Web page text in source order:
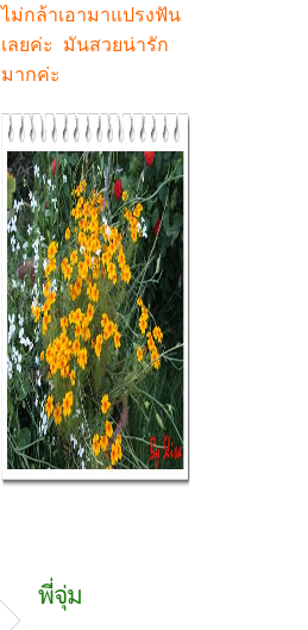
ไม่กล้าเอามาแปรงฟัน
เลยค่ะ มันสวยน่ารัก
มากค่ะ
พี่จุ่ม